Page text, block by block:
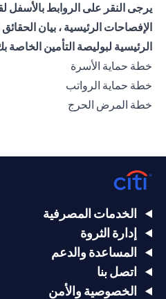
يرجى النقر على الروابط بالأسفل
الإفصاحات الرئيسية ، بيان
الرئيسية لبوليصة التأمين الخاصة
خطة حماية الأسرة
خطة حماية الرواتب
خطة المرض الحرج
الخدمات المصرفية
إدارة الثروة
المساعدة والدعم
اتصل بنا
الخصوصية والأمن